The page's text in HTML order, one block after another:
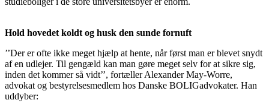
Hold hovedet koldt og husk den sunde fornuft
’’Der er ofte ikke meget hjælp at hente, når først man er blevet snydt
af en udlejer. Til gengæld kan man gøre meget selv for at sikre sig,
inden det kommer så vidt’’, fortæller Alexander May-Worre,
advokat og bestyrelsesmedlem hos Danske BOLIGadvokater. Han
uddyber: